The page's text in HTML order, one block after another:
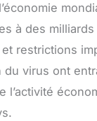
à des
restrictions
du virus ont
l’activité